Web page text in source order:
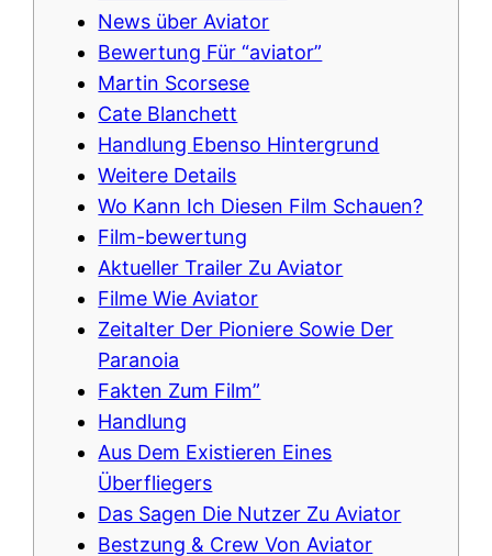
News über Aviator
Bewertung Für “aviator”
Martin Scorsese
Cate Blanchett
Handlung Ebenso Hintergrund
Weitere Details
Wo Kann Ich Diesen Film Schauen?
Film-bewertung
Aktueller Trailer Zu Aviator
Filme Wie Aviator
Zeitalter Der Pioniere Sowie Der
Paranoia
Fakten Zum Film”
Handlung
Aus Dem Existieren Eines
Überfliegers
Das Sagen Die Nutzer Zu Aviator
Bestzung & Crew Von Aviator